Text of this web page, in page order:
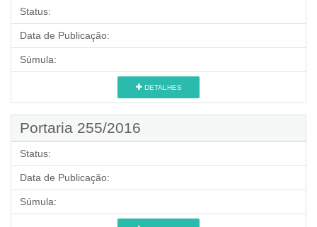
Status:
Data de Publicação:
Súmula:
DETALHES
Portaria 255/2016
Status:
Data de Publicação:
Súmula: